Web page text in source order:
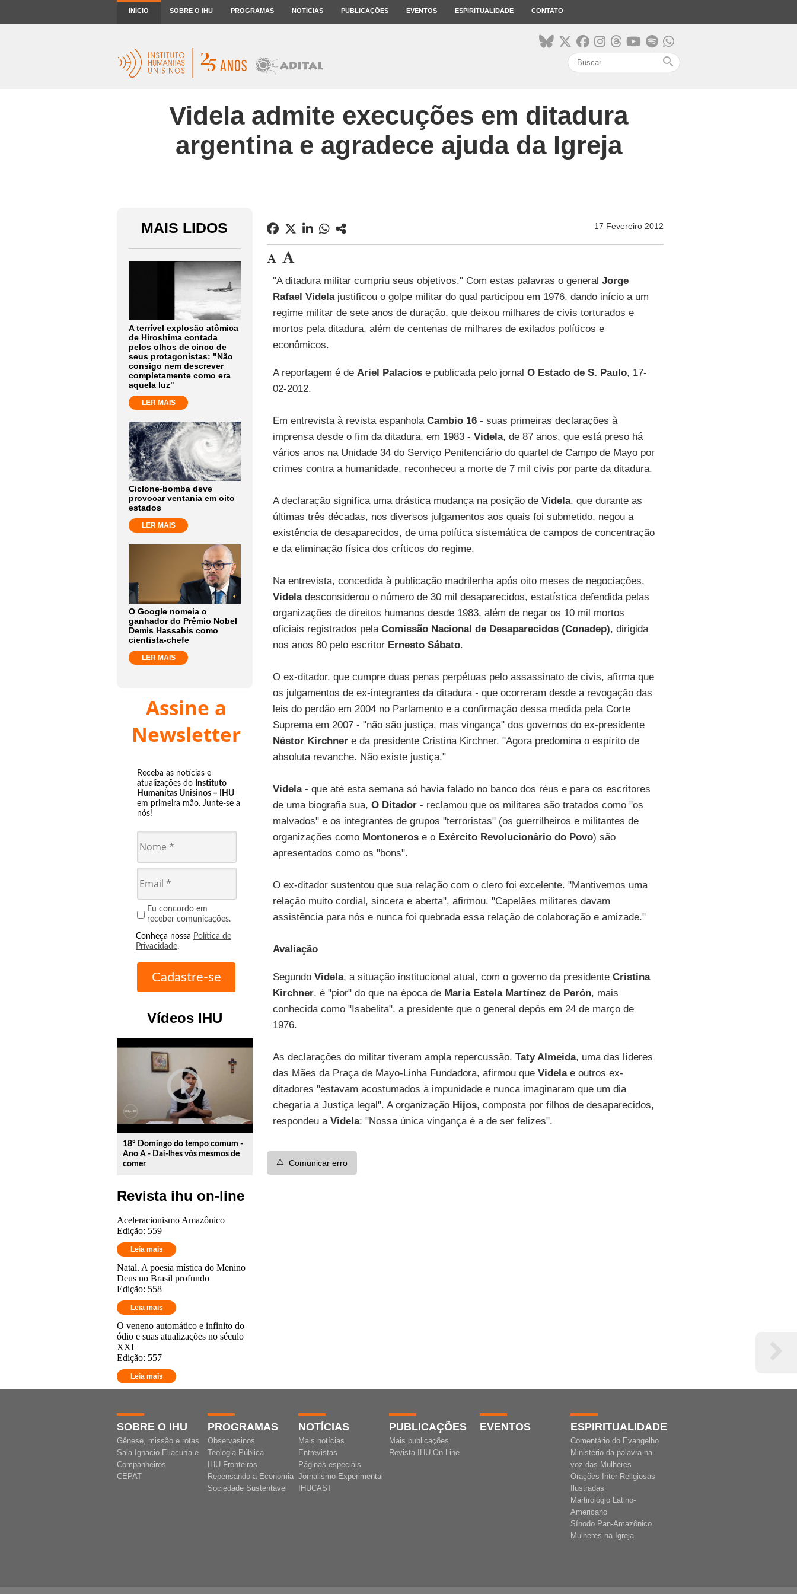
INÍCIO SOBRE O IHU PROGRAMAS NOTÍCIAS PUBLICAÇÕES EVENTOS ESPIRITUALIDADE CONTATO
search
Videla admite execuções em ditadura
argentina e agradece ajuda da Igreja
MAIS LIDOS
A terrível explosão atômica
de Hiroshima contada
pelos olhos de cinco de
seus protagonistas: "Não
consigo nem descrever
completamente como era
aquela luz"
LER MAIS
Ciclone-bomba deve
provocar ventania em oito
estados
LER MAIS
O Google nomeia o
ganhador do Prêmio Nobel
Demis Hassabis como
cientista-chefe
LER MAIS
Assine a
Newsletter
Receba as notícias e
atualizações do Instituto
Humanitas Unisinos – IHU
em primeira mão. Junte-se a
nós!
Eu concordo em
receber comunicações.
Conheça nossa Política de
Privacidade.
Vídeos IHU
play_circle_outline
18º Domingo do tempo comum -
Ano A - Dai-lhes vós mesmos de
comer
Revista ihu on-line
Aceleracionismo Amazônico
Edição: 559
Leia mais
Natal. A poesia mística do Menino
Deus no Brasil profundo
Edição: 558
Leia mais
O veneno automático e infinito do
ódio e suas atualizações no século
XXI
Edição: 557
Leia mais
17 Fevereiro 2012
"A ditadura militar cumpriu seus objetivos." Com estas palavras o general Jorge
Rafael Videlajustificou o golpe militar do qual participou em 1976, dando início a um
regime militar de sete anos de duração, que deixou milhares de civis torturados e
mortos pela ditadura, além de centenas de milhares de exilados políticos e
econômicos.
A reportagem é de Ariel Palaciose publicada pelo jornal O Estado de S. Paulo, 17-
02-2012.
Em entrevista à revista espanhola Cambio 16- suas primeiras declarações à
imprensa desde o fim da ditadura, em 1983 - Videla, de 87 anos, que está preso há
vários anos na Unidade 34 do Serviço Penitenciário do quartel de Campo de Mayo por
crimes contra a humanidade, reconheceu a morte de 7 mil civis por parte da ditadura.
A declaração significa uma drástica mudança na posição de Videla, que durante as
últimas três décadas, nos diversos julgamentos aos quais foi submetido, negou a
existência de desaparecidos, de uma política sistemática de campos de concentração
e da eliminação física dos críticos do regime.
Na entrevista, concedida à publicação madrilenha após oito meses de negociações,
Videla desconsiderou o número de 30 mil desaparecidos, estatística defendida pelas
organizações de direitos humanos desde 1983, além de negar os 10 mil mortos
oficiais registrados pela Comissão Nacional de Desaparecidos (Conadep), dirigida
nos anos 80 pelo escritor Ernesto Sábato.
O ex-ditador, que cumpre duas penas perpétuas pelo assassinato de civis, afirma que
os julgamentos de ex-integrantes da ditadura - que ocorreram desde a revogação das
leis do perdão em 2004 no Parlamento e a confirmação dessa medida pela Corte
Suprema em 2007 - "não são justiça, mas vingança" dos governos do ex-presidente
Néstor Kirchnere da presidente Cristina Kirchner. "Agora predomina o espírito de
absoluta revanche. Não existe justiça."
Videla - que até esta semana só havia falado no banco dos réus e para os escritores
de uma biografia sua, O Ditador- reclamou que os militares são tratados como "os
malvados" e os integrantes de grupos "terroristas" (os guerrilheiros e militantes de
organizações como Montoneros e o Exército Revolucionário do Povo) são
apresentados como os "bons".
O ex-ditador sustentou que sua relação com o clero foi excelente. "Mantivemos uma
relação muito cordial, sincera e aberta", afirmou. "Capelães militares davam
assistência para nós e nunca foi quebrada essa relação de colaboração e amizade."
Avaliação
Segundo Videla, a situação institucional atual, com o governo da presidente Cristina
Kirchner, é "pior" do que na época de María Estela Martínez de Perón, mais
conhecida como "Isabelita", a presidente que o general depôs em 24 de março de
1976.
As declarações do militar tiveram ampla repercussão. Taty Almeida, uma das líderes
das Mães da Praça de Mayo-Linha Fundadora, afirmou que Videla e outros ex-
ditadores "estavam acostumados à impunidade e nunca imaginaram que um dia
chegaria a Justiça legal". A organização Hijos, composta por filhos de desaparecidos,
respondeu a Videla: "Nossa única vingança é a de ser felizes".
⚠️ Comunicar erro
SOBRE O IHU
Gênese, missão e rotas
Sala Ignacio Ellacuría e
Companheiros
CEPAT
PROGRAMAS
Observasinos
Teologia Pública
IHU Fronteiras
Repensando a Economia
Sociedade Sustentável
NOTÍCIAS
Mais notícias
Entrevistas
Páginas especiais
Jornalismo Experimental
IHUCAST
PUBLICAÇÕES
Mais publicações
Revista IHU On-Line
EVENTOS ESPIRITUALIDADE
Comentário do Evangelho
Ministério da palavra na
voz das Mulheres
Orações Inter-Religiosas
Ilustradas
Martirológio Latino-
Americano
Sínodo Pan-Amazônico
Mulheres na Igreja